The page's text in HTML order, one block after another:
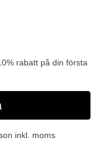
rabatt på din första
inkl. moms